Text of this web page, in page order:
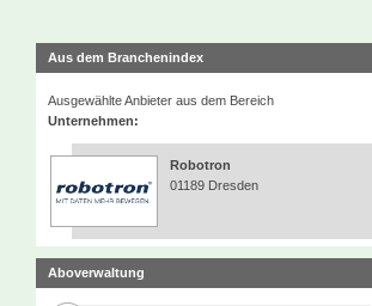
Aus dem Branchenindex
Ausgewählte Anbieter aus dem Bereich
Unternehmen:
Robotron
01189 Dresden
Aboverwaltung